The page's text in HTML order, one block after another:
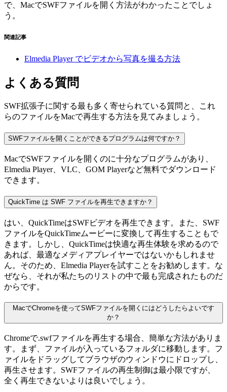
で、MacでSWFファイルを開く方法がわかったことでしょ
う。
関連記事
Elmedia Player でビデオから写真を撮る方法
よくある質問
SWF拡張子に関する最も多く寄せられている質問と、これ
らのファイルをMacで再生する方法を見てみましょう。
SWFファイルを開くことができるプログラムは何ですか？
MacでSWFファイルを開くのに十分なプログラムがあり、
Elmedia Player、VLC、GOM Playerなど無料でダウンロード
できます。
QuickTime は SWF ファイルを再生できますか？
はい、QuickTimeはSWFビデオを再生できます。また、SWF
ファイルをQuickTimeムービーに変換して再生することもで
きます。しかし、QuickTimeは快適な再生体験を求めるので
あれば、最適なメディアプレイヤーではないかもしれませ
ん。そのため、Elmedia Playerを試すことをお勧めします。な
ぜなら、それが私たちのリストの中で最も完成されたものだ
からです。
MacでChromeを使ってSWFファイルを開くにはどうしたらよいです
か？
Chromeで.swfファイルを再生する場合、簡単な方法がありま
す。まず、ファイルが入っているフォルダに移動します。フ
ァイルをドラッグしてブラウザのウィンドウにドロップし、
再生させます。SWFファイルの再生制御は最小限ですが、
全く再生できないよりは良いでしょう。